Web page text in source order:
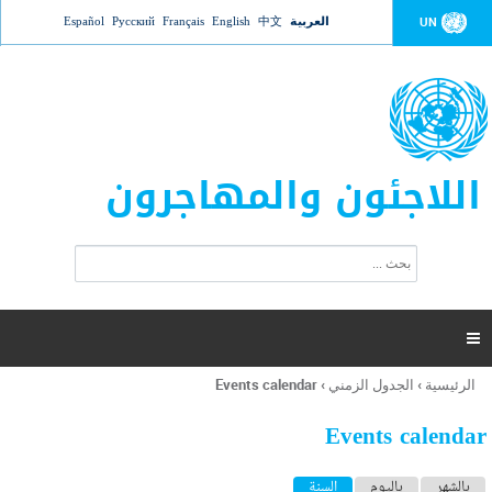
Jump to navigation UN العربية 中文
English
Français
Русский
Español
اللاجئون والمهاجرون
ت
ر
ل
ح
ب

أنت
هنا
الرئيسية › الجدول الزمني ›
Events calendar
Events calendar